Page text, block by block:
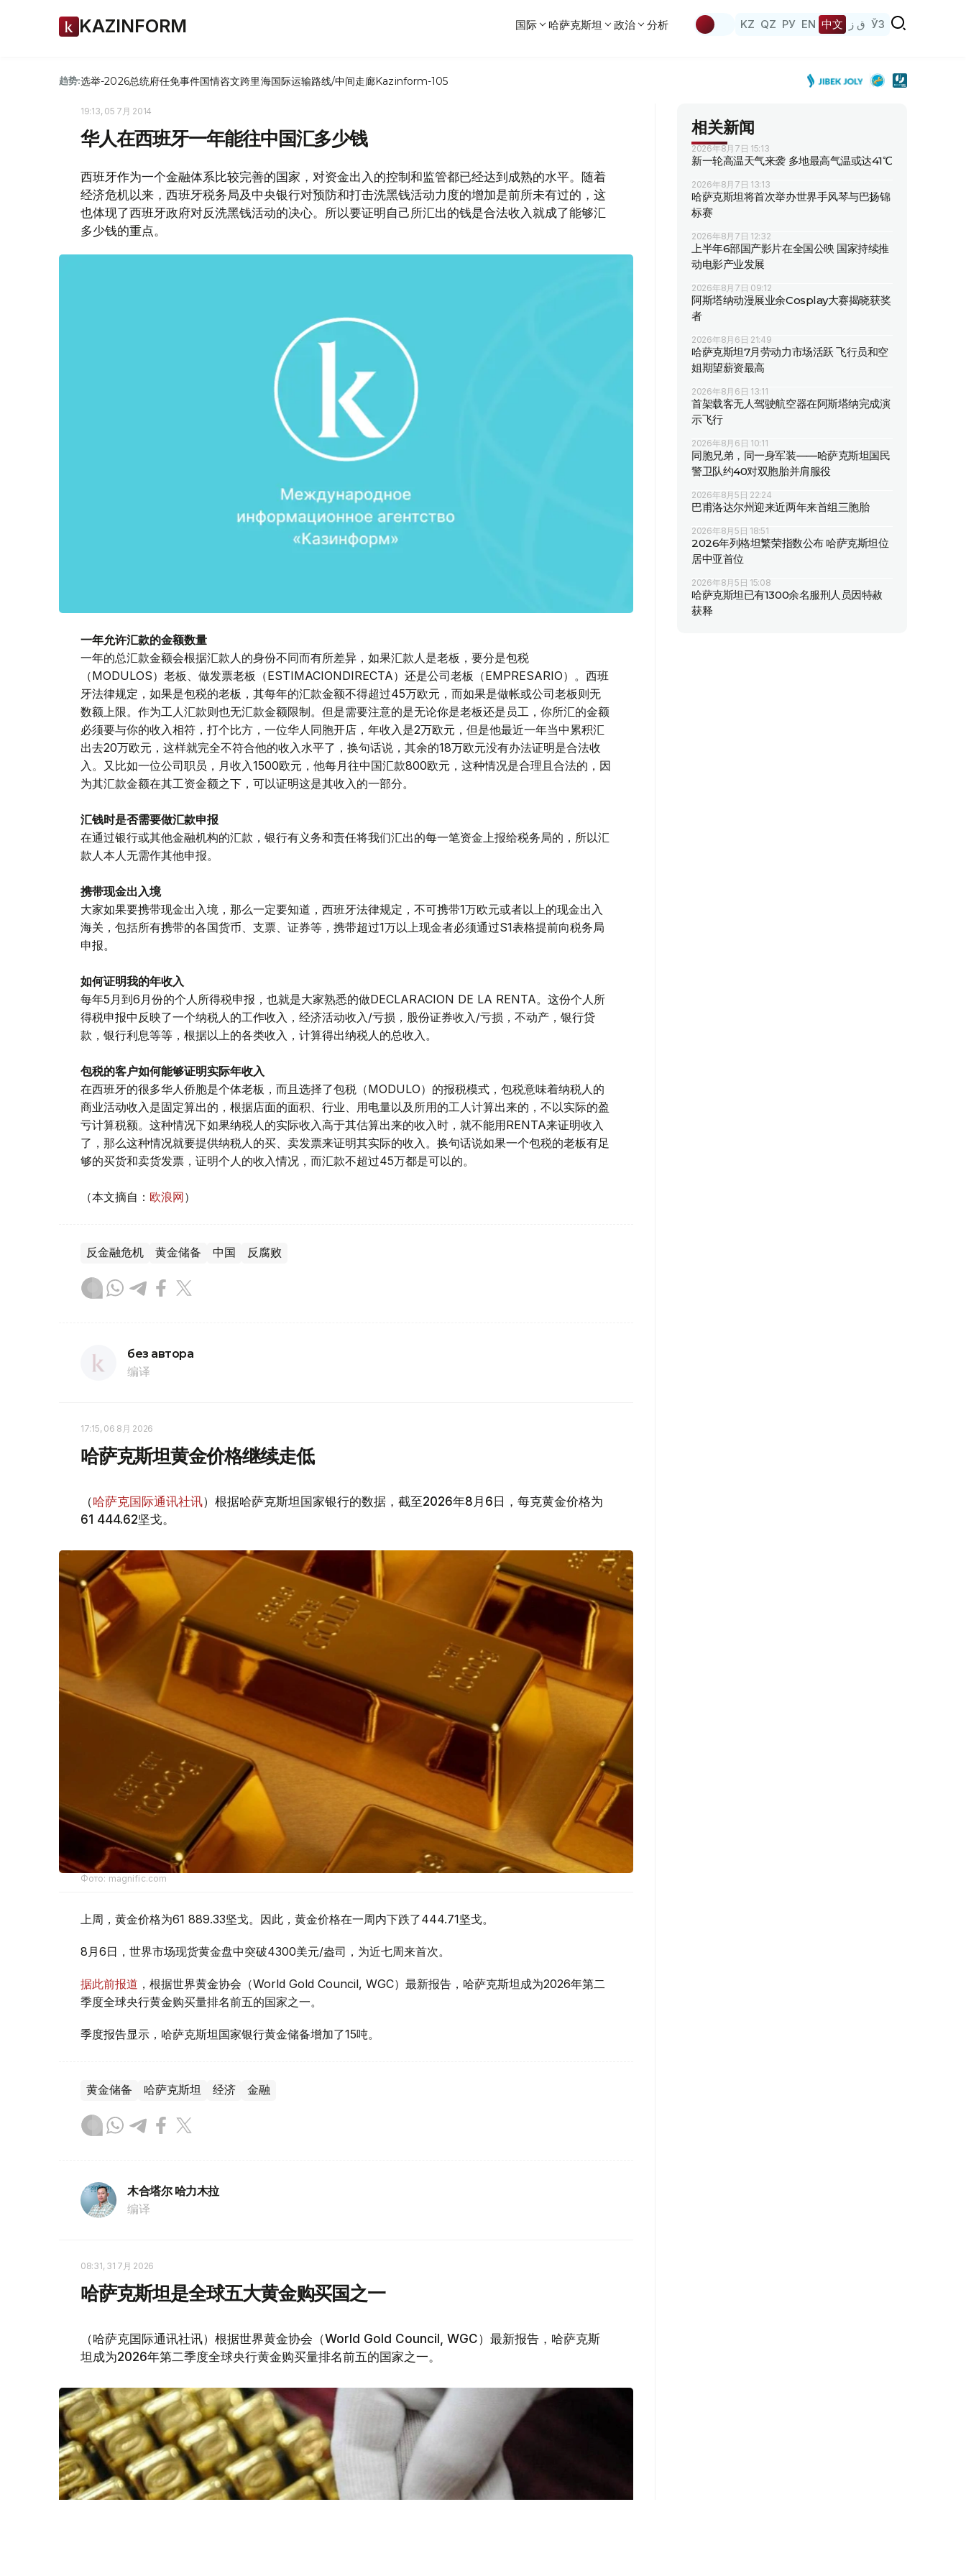
KAZINFORM 国际 哈萨克斯坦 政治 分析 KZ QZ РУ EN 中文 ق ز ЎЗ
趋势:选举-2026总统府任免事件国情咨文跨里海国际运输路线/中间走廊Kazinform-105
19:13, 05 7月 2014
华人在西班牙一年能往中国汇多少钱
西班牙作为一个金融体系比较完善的国家，对资金出入的控制和监管都已经达到成熟的水平。随着
经济危机以来，西班牙税务局及中央银行对预防和打击洗黑钱活动力度的增加是前所未有过的，这
也体现了西班牙政府对反洗黑钱活动的决心。所以要证明自己所汇出的钱是合法收入就成了能够汇
多少钱的重点。
一年允许汇款的金额数量
一年的总汇款金额会根据汇款人的身份不同而有所差异，如果汇款人是老板，要分是包税
（MODULOS）老板、做发票老板（ESTIMACIONDIRECTA）还是公司老板（EMPRESARIO）。西班
牙法律规定，如果是包税的老板，其每年的汇款金额不得超过45万欧元，而如果是做帐或公司老板则无
数额上限。作为工人汇款则也无汇款金额限制。但是需要注意的是无论你是老板还是员工，你所汇的金额
必须要与你的收入相符，打个比方，一位华人同胞开店，年收入是2万欧元，但是他最近一年当中累积汇
出去20万欧元，这样就完全不符合他的收入水平了，换句话说，其余的18万欧元没有办法证明是合法收
入。又比如一位公司职员，月收入1500欧元，他每月往中国汇款800欧元，这种情况是合理且合法的，因
为其汇款金额在其工资金额之下，可以证明这是其收入的一部分。
汇钱时是否需要做汇款申报
在通过银行或其他金融机构的汇款，银行有义务和责任将我们汇出的每一笔资金上报给税务局的，所以汇
款人本人无需作其他申报。
携带现金出入境
大家如果要携带现金出入境，那么一定要知道，西班牙法律规定，不可携带1万欧元或者以上的现金出入
海关，包括所有携带的各国货币、支票、证券等，携带超过1万以上现金者必须通过S1表格提前向税务局
申报。
如何证明我的年收入
每年5月到6月份的个人所得税申报，也就是大家熟悉的做DECLARACION DE LA RENTA。这份个人所
得税申报中反映了一个纳税人的工作收入，经济活动收入/亏损，股份证券收入/亏损，不动产，银行贷
款，银行利息等等，根据以上的各类收入，计算得出纳税人的总收入。
包税的客户如何能够证明实际年收入
在西班牙的很多华人侨胞是个体老板，而且选择了包税（MODULO）的报税模式，包税意味着纳税人的
商业活动收入是固定算出的，根据店面的面积、行业、用电量以及所用的工人计算出来的，不以实际的盈
亏计算税额。这种情况下如果纳税人的实际收入高于其估算出来的收入时，就不能用RENTA来证明收入
了，那么这种情况就要提供纳税人的买、卖发票来证明其实际的收入。换句话说如果一个包税的老板有足
够的买货和卖货发票，证明个人的收入情况，而汇款不超过45万都是可以的。
（本文摘自： 欧浪网）
反金融危机 黄金储备 中国 反腐败
без автора
编译
17:15, 06 8月 2026
哈萨克斯坦黄金价格继续走低
（哈萨克国际通讯社讯）根据哈萨克斯坦国家银行的数据，截至2026年8月6日，每克黄金价格为
61 444.62坚戈。
Фото: magnific.com
上周，黄金价格为61 889.33坚戈。因此，黄金价格在一周内下跌了444.71坚戈。
8月6日，世界市场现货黄金盘中突破4300美元/盎司，为近七周来首次。
据此前报道 ，根据世界黄金协会（World Gold Council, WGC）最新报告，哈萨克斯坦成为2026年第二
季度全球央行黄金购买量排名前五的国家之一。
季度报告显示，哈萨克斯坦国家银行黄金储备增加了15吨。
黄金储备 哈萨克斯坦 经济 金融
木合塔尔 哈力木拉
编译
08:31, 31 7月 2026
哈萨克斯坦是全球五大黄金购买国之一
（哈萨克国际通讯社讯）根据世界黄金协会（World Gold Council, WGC）最新报告，哈萨克斯
坦成为2026年第二季度全球央行黄金购买量排名前五的国家之一。
相关新闻
2026年8月7日 15:13
新一轮高温天气来袭 多地最高气温或达41℃
2026年8月7日 13:13
哈萨克斯坦将首次举办世界手风琴与巴扬锦
标赛
2026年8月7日 12:32
上半年6部国产影片在全国公映 国家持续推
动电影产业发展
2026年8月7日 09:12
阿斯塔纳动漫展业余Cosplay大赛揭晓获奖
者
2026年8月6日 21:49
哈萨克斯坦7月劳动力市场活跃 飞行员和空
姐期望薪资最高
2026年8月6日 13:11
首架载客无人驾驶航空器在阿斯塔纳完成演
示飞行
2026年8月6日 10:11
同胞兄弟，同一身军装——哈萨克斯坦国民
警卫队约40对双胞胎并肩服役
2026年8月5日 22:24
巴甫洛达尔州迎来近两年来首组三胞胎
2026年8月5日 18:51
2026年列格坦繁荣指数公布 哈萨克斯坦位
居中亚首位
2026年8月5日 15:08
哈萨克斯坦已有1300余名服刑人员因特赦
获释